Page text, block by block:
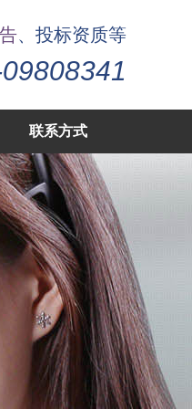
、投标资质等
联系方式